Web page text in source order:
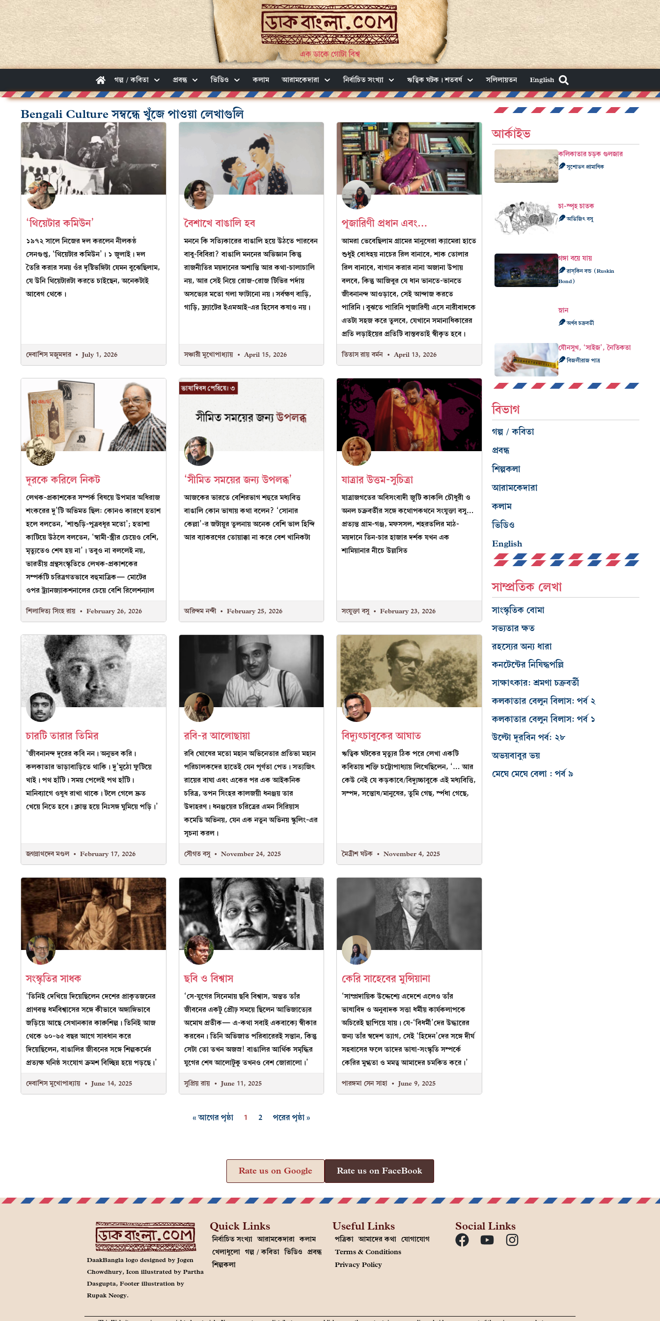
এক ডাকে গোটা বিশ্ব
গল্প / কবিতা প্রবন্ধ ভিডিও কলাম আরামকেদারা নির্বাচিত সংখ্যা ঋত্বিক ঘটক। শতবর্ষ সলিলায়তন English
Bengali Culture সম্বন্ধে খুঁজে পাওয়া লেখাগুলি
‘থিয়েটার কমিউন’
১৯৭২ সালে নিজের দল করলেন নীলকণ্ঠ
সেনগুপ্ত, ‘থিয়েটার কমিউন’। ১ জুলাই। দল
তৈরি করার সময় ওঁর দৃষ্টিভঙ্গিটা যেমন বুঝেছিলাম,
যে উনি থিয়েটারটা করতে চাইছেন, অনেকটাই
আবেগ থেকে।
দেবাশিস মজুমদার July 1, 2026
বৈশাখে বাঙালি হব
মননে কি সত্যিকারের বাঙালি হয়ে উঠতে পারবেন
বাবু-বিবিরা? বাঙালি মননের অভিজ্ঞান কিন্তু
রাজনীতির ময়দানের অশান্তি আর কথা-চালাচালি
নয়, আর সেই নিয়ে রোজ-রোজ টিভির পর্দায়
অসভ্যের মতো গলা ফাটানো নয়। সর্বক্ষণ বাড়ি,
গাড়ি, ফ্ল্যাটের ইএমআই-এর হিসেব কষাও নয়।
সঞ্চারী মুখোপাধ্যায় April 15, 2026
পূজারিণী প্রধান এবং…
আমরা ভেবেছিলাম গ্রামের মানুষেরা ক্যামেরা হাতে
শুধুই বোধহয় নাচের রিল বানাবে, শাক তোলার
রিল বানাবে, বাগান করার নানা অজানা উপায়
বলবে, কিন্তু আজিবুর যে ধান ভানতে-ভানতে
জীবনানন্দ আওড়াবে, সেই আন্দাজ করতে
পারিনি। বুঝতে পারিনি পূজারিণী এসে নারীবাদকে
এতটা সহজ করে তুলবে, যেখানে সমানাধিকারের
প্রতি লড়াইয়ের প্রতিটি বাস্তবতাই স্বীকৃত হবে।
তিতাস রায় বর্মন
April 13, 2026
দূরকে করিলে নিকট
লেখক-প্রকাশকের সম্পর্ক বিষয়ে উপমার অধিরাজ
শংকরের দু’টি অভিমত ছিল: কোনও কারণে হতাশ
হলে বলতেন, ‘শাশুড়ি-পুত্রবধূর মতো’; হতাশা
কাটিয়ে উঠলে বলতেন, ‘স্বামী-স্ত্রীর চেয়েও বেশি,
মৃত্যুতেও শেষ হয় না’। তবুও না বললেই নয়,
ভারতীয় গ্রন্থসংস্কৃতিতে লেখক-প্রকাশকের
সম্পর্কটি চরিত্রগতভাবে বহুমাত্রিক— মোটের
ওপর ট্র্যানজ্যাকশনালের চেয়ে বেশি রিলেশন্যাল
শিলাদিত্য সিংহ রায়
February 26, 2026
‘সীমিত সময়ের জন্য উপলব্ধ’
আজকের ভারতে বেশিরভাগ শহুরে মধ্যবিত্ত
বাঙালি কোন ভাষায় কথা বলেন? ‘সোনার
কেল্লা’-র জটায়ুর তুলনায় অনেক বেশি ভাল হিন্দি
আর ব্যাকরণের তোয়াক্কা না করে বেশ খানিকটা
অরিন্দম নন্দী February 25, 2026
যাত্রার উত্তম-সুচিত্রা
যাত্রাজগতের অবিসংবাদী জুটি কাকলি চৌধুরী ও
অনল চক্রবর্তীর সঙ্গে কথোপকথনে সংযুক্তা বসু…
প্রত্যন্ত গ্রাম-গঞ্জ, মফসসল, শহরতলির মাঠ-
ময়দানে তিন-চার হাজার দর্শক যখন এক
শামিয়ানার নীচে উল্লসিত
সংযুক্তা বসু February 23, 2026
চারটি তারার তিমির
‘জীবনানন্দ দূরের কবি নন। অনুভব করি।
কলকাতার ভাড়াবাড়িতে থাকি। দু’মুঠো ফুটিয়ে
খাই। পথ হাঁটি। সময় পেলেই পথ হাঁটি।
মানিব্যাগে ওষুধ রাখা থাকে। টলে গেলে দ্রুত
খেয়ে নিতে হবে। ক্লান্ত হয়ে নিঃসঙ্গ ঘুমিয়ে পড়ি।’
জগন্নাথদেব মণ্ডল February 17, 2026
রবি-র আলোছায়া
রবি ঘোষের মতো মহান অভিনেতার প্রতিভা মহান
পরিচালকদের হাতেই যেন পূর্ণতা পেত। সত্যজিৎ
রায়ের বাঘা এবং একের পর এক আইকনিক
চরিত্র, তপন সিংহর কালজয়ী ধনঞ্জয় তার
উদাহরণ। ধনঞ্জয়ের চরিত্রের এমন সিরিয়াস
কমেডি অভিনয়, যেন এক নতুন অভিনয় স্কুলিং-এর
সূচনা করল।
সৌগত বসু
November 24, 2025
বিদ্যুৎচাবুকের আঘাত
ঋত্বিক ঘটকের মৃত্যুর ঠিক পরে লেখা একটি
কবিতায় শক্তি চট্টোপাধ্যায় লিখেছিলেন, ‘… আর
কেউ নেই যে কড়কাবে/বিদ্যুচ্চাবুকে এই মধ্যবিত্তি,
সম্পদ, সন্তোষ/মানুষের, তুমি গেছ, র্স্পধা গেছে,
মৈত্রীশ ঘটক November 4, 2025
সংস্কৃতির সাধক
‘তিনিই দেখিয়ে দিয়েছিলেন দেশের প্রাকৃতজনের
প্রাণবন্ত ধর্মবিশ্বাসের সঙ্গে কীভাবে অঙ্গাঙ্গিভাবে
জড়িয়ে আছে সেখানকার কারুশিল্প। তিনিই আজ
থেকে ৬০-৬৫ বছর আগে সাবধান করে
দিয়েছিলেন, বাঙালির জীবনের সঙ্গে শিল্পকর্মের
প্রত্যক্ষ ঘনিষ্ঠ সংযোগ ক্রমশ বিচ্ছিন্ন হয়ে পড়ছে।’
দেবাশিস মুখোপাধ্যায়
June 14, 2025
ছবি ও বিশ্বাস
‘সে-যুগের সিনেমায় ছবি বিশ্বাস, অন্তত তাঁর
জীবনের একটু প্রৌঢ় সময়ে ছিলেন আভিজাত্যের
অমোঘ প্রতীক— এ-কথা সবাই একবাক্যে স্বীকার
করবেন। তিনি অভিজাত পরিবারেরই সন্তান, কিন্তু
সেটা তো তখন অজস্র! বাঙালির আর্থিক সমৃদ্ধির
যুগের শেষ আলোটুকু তখনও বেশ জোরালো।’
সুপ্রিয় রায়
June 11, 2025
কেরি সাহেবের মুন্সিয়ানা
‘সাম্প্রদায়িক উদ্দেশ্যে এদেশে এলেও তাঁর
ভাষাবিদ ও অনুবাদক সত্তা ধর্মীয় কার্যকলাপকে
অচিরেই ছাপিয়ে যায়। যে-‘বিধর্মী’দের উদ্ধারের
জন্য তাঁর স্বদেশ ত্যাগ, সেই ‘হিদেন’দের সঙ্গে দীর্ঘ
সহবাসের ফলে তাদের ভাষা-সংস্কৃতি সম্পর্কে
কেরির মুগ্ধতা ও মমত্ব আমাদের চমকিত করে।’
পারঙ্গমা সেন সাহা
June 9, 2025
« আগের পৃষ্ঠা 1 2 পরের পৃষ্ঠা »
আর্কাইভ
কলিকাতার চড়ক গুলজার
সুশোভন প্রামাণিক
চা-স্পৃহ চাতক
অভিজিৎ বসু
গঙ্গা বয়ে যায়
রাস্‌কিন বন্ড (Ruskin
Bond)
স্নান
অর্ণব চক্রবর্তী
যৌনসুখ, ‘সাইজ’, নৈতিকতা
বিজলীরাজ পাত্র
বিভাগ
গল্প / কবিতা
প্রবন্ধ
শিল্পকলা
আরামকেদারা
কলাম
ভিডিও
English
সাম্প্রতিক লেখা
সাংস্কৃতিক বোমা
সভ্যতার ক্ষত
রহস্যের অন্য ধারা
কনটেন্টের নিষিদ্ধপল্লি
সাক্ষাৎকার: শ্রমণা চক্রবর্তী
কলকাতার বেলুন বিলাস: পর্ব ২
কলকাতার বেলুন বিলাস: পর্ব ১
উল্টো দূরবিন পর্ব: ২৮
অভয়বাবুর ভয়
মেঘে মেঘে বেলা : পর্ব ৯
Rate us on Google Rate us on FaceBook
DaakBangla logo designed by Jogen
Chowdhury, Icon illustrated by Partha
Dasgupta, Footer illustration by
Rupak Neogy.
Quick Links
নির্বাচিত সংখ্যা আরামকেদারা কলাম
খেলাধুলো গল্প / কবিতা ভিডিও প্রবন্ধ
শিল্পকলা
Useful Links
পত্রিকা আমাদের কথা যোগাযোগ
Terms & Conditions
Privacy Policy
Social Links